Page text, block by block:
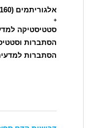
אלגוריתמים (03682160)
+
סטטיסטיקה
הסתברות
הסתברות